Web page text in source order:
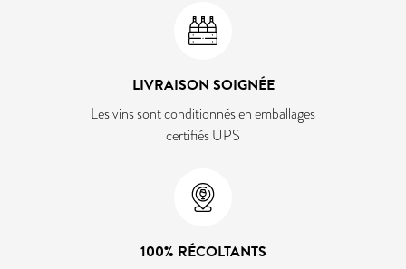
LIVRAISON SOIGNÉE
Les vins sont conditionnés en emballages
certifiés UPS
100% RÉCOLTANTS